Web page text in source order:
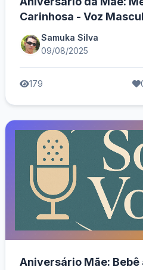
Carinhosa - Voz
Samuka Silva
09/08/2025
179
Aniversário Mãe: Bebê